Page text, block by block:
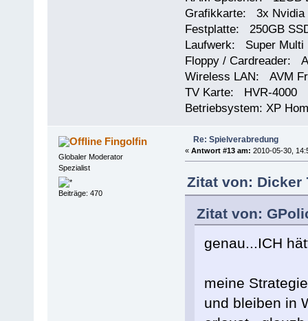
Grafikkarte: 3x Nvidia
Festplatte: 250GB
Laufwerk: Super Multi
Floppy / Cardreader:
Wireless LAN: AVM
TV Karte: HVR-4000
Betriebsystem: XP
Fingolfin
Globaler Moderator
Spezialist
Beiträge: 470
Re: Spielverabredung
« Antwort #13 am: 2010-05-30,
Zitat von: Dicker
Zitat von:
genau...ICH
meine
und bleiben in